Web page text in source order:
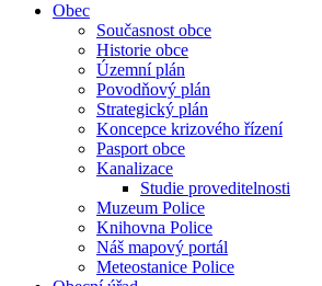
Obec
Současnost obce
Historie obce
Územní plán
Povodňový plán
Strategický plán
Koncepce krizového řízení
Pasport obce
Kanalizace
Studie proveditelnosti
Muzeum Police
Knihovna Police
Náš mapový portál
Meteostanice Police